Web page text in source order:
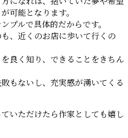
可能となります。
プルで具体的だからです。
、近くのお店に歩いて行くの
良く知り、できることをきちん
もないし、充実感が湧いてくる
いただけたら作家としても嬉し